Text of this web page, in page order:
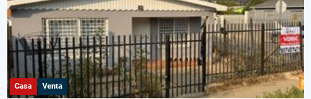
Casa Venta